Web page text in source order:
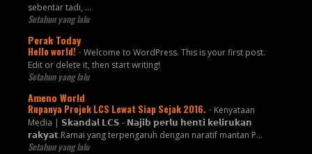
sebentar tadi, …
Setahun yang lalu
Perak Today
Hello world!- Welcome to WordPress. This is your first post.
Edit or delete it, then start writing!
Setahun yang lalu
Ameno World
Rupanya Projek LCS Lewat Siap Sejak 2016. - Kenyataan
Media | 𝗦𝗸𝗮𝗻𝗱𝗮𝗹 𝗟𝗖𝗦 - 𝗡𝗮𝗷𝗶𝗯 𝗽𝗲𝗿𝗹𝘂 𝗵𝗲𝗻𝘁𝗶 𝗸𝗲𝗹𝗶𝗿𝘂𝗸𝗮𝗻
𝗿𝗮𝗸𝘆𝗮𝘁 Ramai yang terpengaruh dengan naratif mantan P...
Setahun yang lalu